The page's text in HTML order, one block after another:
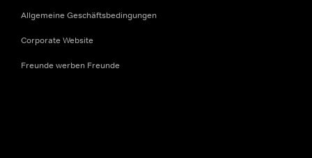
Allgemeine Geschäftsbedingungen
Corporate Website
Freunde werben Freunde